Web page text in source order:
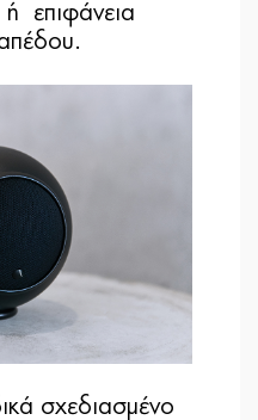
επιφάνεια
σχεδιασμένο